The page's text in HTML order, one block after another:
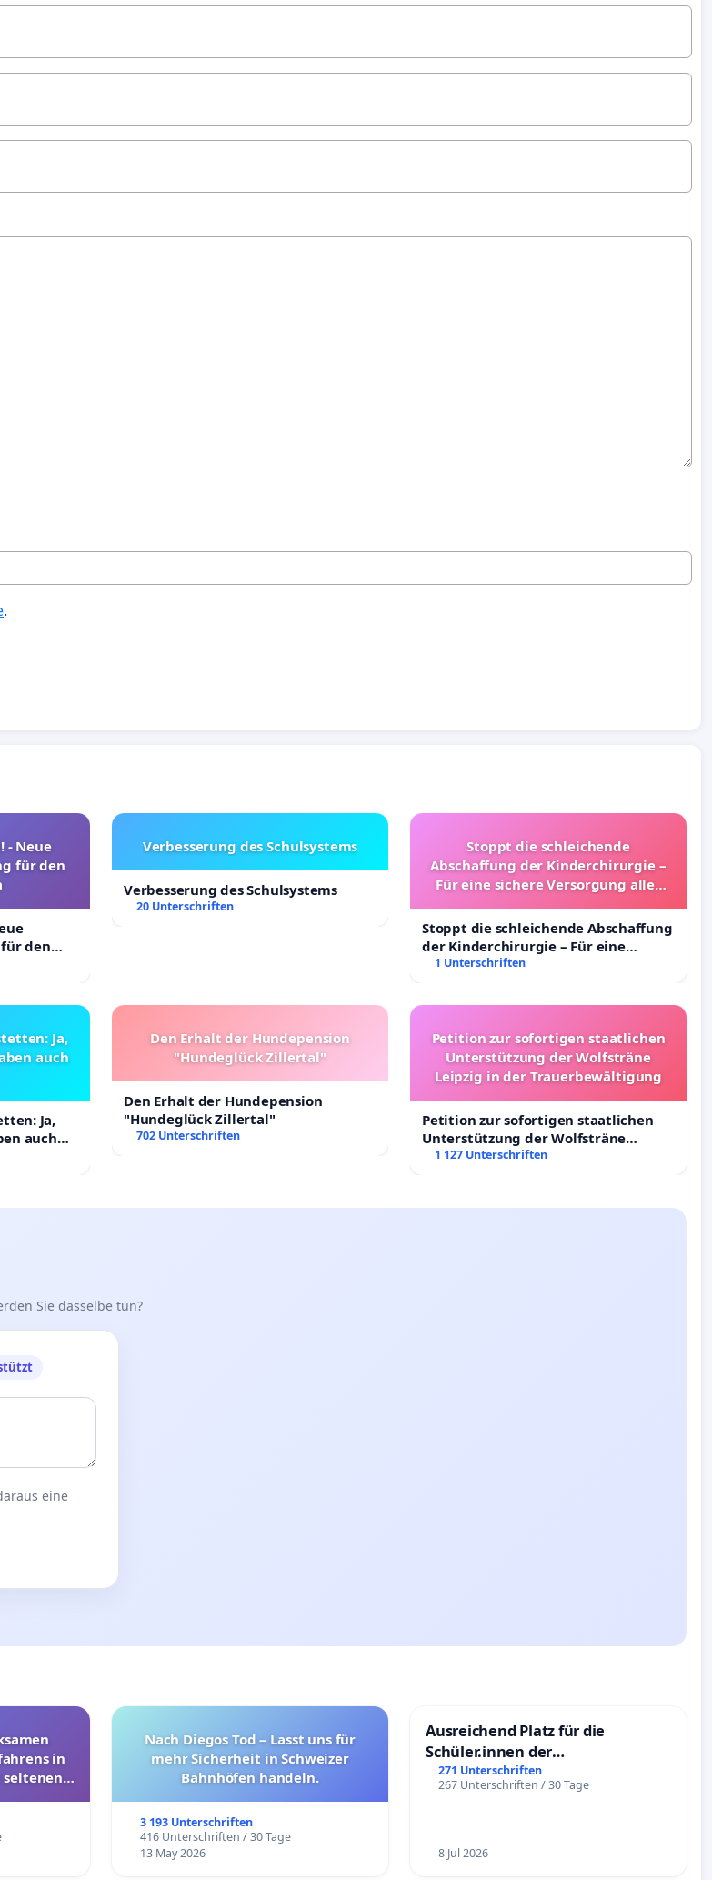
.
- Neue
für den
den
Verbesserung des Schulsystems
Verbesserung des Schulsystems
20 Unterschriften
Stoppt die schleichende
Abschaffung der Kinderchirurgie –
Für eine sichere Versorgung aller
Stoppt die schleichende Abschaffung
der Kinderchirurgie – Für eine
sichere Versorgung aller Kinder in
1 Unterschriften
Ja,
auch
Ja,
auch
Den Erhalt der Hundepension
"Hundeglück Zillertal"
Den Erhalt der Hundepension
"Hundeglück Zillertal"
702 Unterschriften
Petition zur sofortigen staatlichen
Unterstützung der Wolfsträne
Leipzig in der Trauerbewältigung
Petition zur sofortigen staatlichen
Unterstützung der Wolfsträne
Leipzig in der Trauerbewältigung
1 127 Unterschriften
Sie dasselbe tun?
eine
in
Nach Diegos Tod – Lasst uns für
mehr Sicherheit in Schweizer
Bahnhöfen handeln.
3 193 Unterschriften
416 Unterschriften / 30 Tage
13 May 2026
Ausreichend Platz für die
Schüler.innen der
Schönbergschule
271 Unterschriften
267 Unterschriften / 30 Tage
8 Jul 2026